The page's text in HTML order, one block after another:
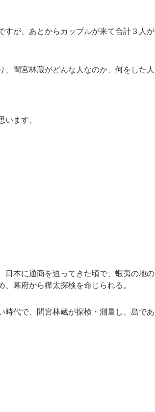
すが、あとからカップルが来て合計３人が
間宮林蔵がどんな人なのか、何をした人
ます。
日本に通商を迫ってきた頃で、蝦夷の地の
幕府から樺太探検を命じられる。
時代で、間宮林蔵が探検・測量し、島であ